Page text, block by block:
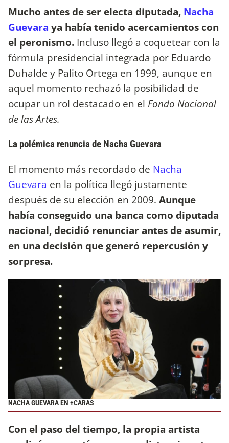
Mucho antes de ser electa diputada, Nacha
Guevara ya había tenido acercamientos con
el peronismo. Incluso llegó a coquetear con la
fórmula presidencial integrada por Eduardo
Duhalde y Palito Ortega en 1999, aunque en
aquel momento rechazó la posibilidad de
ocupar un rol destacado en el Fondo Nacional
de las Artes.
La polémica renuncia de Nacha Guevara
El momento más recordado de Nacha
Guevara en la política llegó justamente
después de su elección en 2009. Aunque
había conseguido una banca como diputada
nacional, decidió renunciar antes de asumir,
en una decisión que generó repercusión y
sorpresa.
NACHA GUEVARA EN +CARAS
Con el paso del tiempo, la propia artista